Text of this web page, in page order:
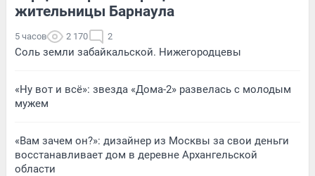
жительницы Барнаула
5 часов 2 170 2
Соль земли забайкальской. Нижегородцевы
«Ну вот и всё»: звезда «Дома-2» развелась с молодым
мужем
«Вам зачем он?»: дизайнер из Москвы за свои деньги
восстанавливает дом в деревне Архангельской
области